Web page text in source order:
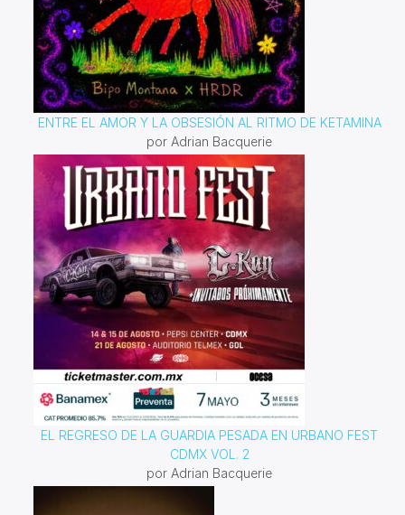
ENTRE EL AMOR Y LA OBSESIÓN AL RITMO DE KETAMINA
por Adrian Bacquerie
EL REGRESO DE LA GUARDIA PESADA EN URBANO FEST
CDMX VOL. 2
por Adrian Bacquerie